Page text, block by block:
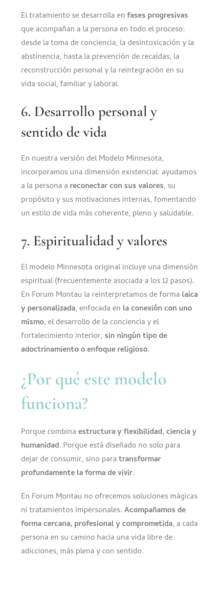
El tratamiento se desarrolla enfases progresivas
que acompañan a la persona en todo el proceso:
desde la toma de conciencia, la desintoxicación y la
abstinencia, hasta la prevención de recaídas, la
reconstrucción personal y la reintegración en su
vida social, familiar y laboral.
6. Desarrollo personal y
sentido de vida
En nuestra versión del Modelo Minnesota,
incorporamos una dimensión existencial: ayudamos
a la persona a reconectar con sus valores, su
propósito y sus motivaciones internas, fomentando
un estilo de vida más coherente, pleno y saludable.
7. Espiritualidad y valores
El modelo Minnesota original incluye una dimensión
espiritual (frecuentemente asociada a los 12 pasos).
En Forum Montau la reinterpretamos de forma laica
y personalizada, enfocada en la conexión con uno
mismo, el desarrollo de la conciencia y el
fortalecimiento interior, sin ningún tipo de
adoctrinamiento o enfoque religioso.
¿Por qué este modelo
funciona?
Porque combinaestructura y flexibilidad,ciencia y
humanidad. Porque está diseñado no solo para
dejar de consumir, sino paratransformar
profundamente la forma de vivir.
En Forum Montau no ofrecemos soluciones mágicas
ni tratamientos impersonales.Acompañamos de
forma cercana, profesional y comprometida, a cada
persona en su camino hacia una vida libre de
adicciones, más plena y con sentido.